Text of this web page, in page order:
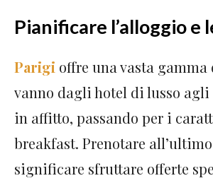
Pianificare l’alloggio e
Parigi offre una vasta
vanno dagli hotel di lusso
in affitto, passando per i
breakfast. Prenotare
significare sfruttare offerte